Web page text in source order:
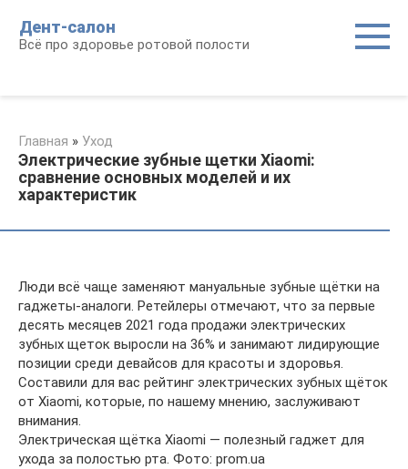
контенту
Дент-салон
Всё про здоровье ротовой полости
Главная » Уход
Электрические зубные щетки Xiaomi:
сравнение основных моделей и их
характеристик
Люди всё чаще заменяют мaнуaльныe зубныe щётки на
гаджеты-аналоги. Ретейлеры отмечают, что за первые
десять месяцев 2021 года продажи электрических
зубных щеток выросли на 36% и занимают лидирующие
позиции среди девайсов для красоты и здоровья.
Составили для вас рейтинг электрических зубных щёток
от Xiaomi, которые, по нашему мнению, заслуживают
внимания.
Электрическая щётка Xiaomi — полезный гаджет для
ухода за полостью рта. Фото: prom.ua